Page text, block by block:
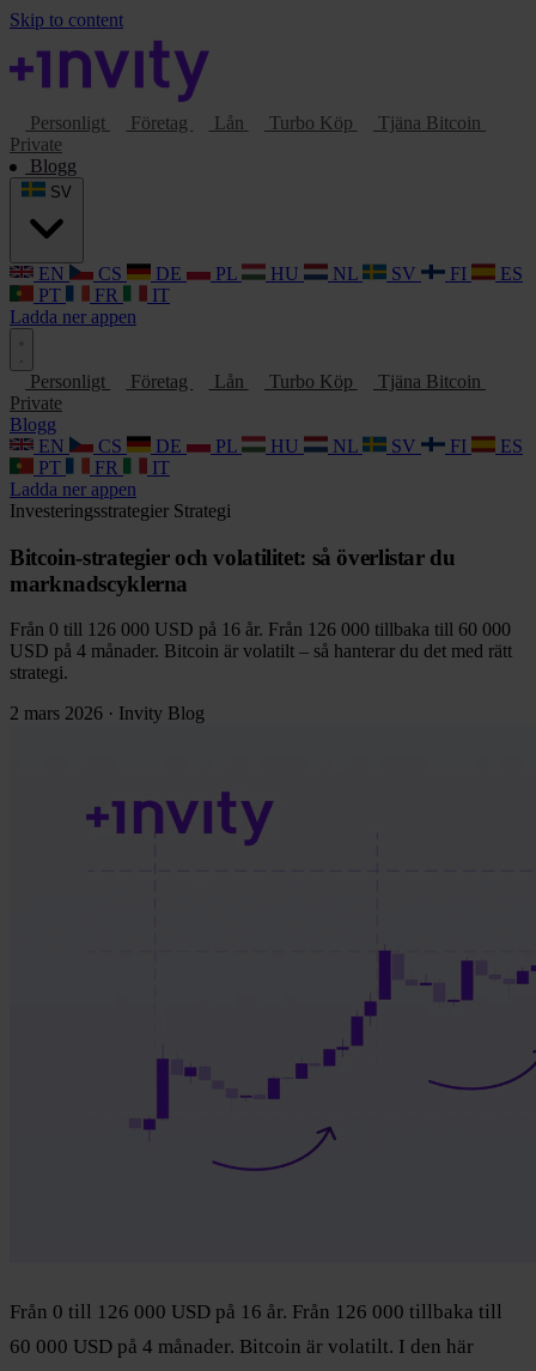
Skip to content
Personligt Företag Lån Turbo Köp
Tjäna Bitcoin
Private
Blogg
EN CS DE PL HU NL SV FI
ES
PT
FR
IT
Ladda ner appen
Personligt Företag Lån Turbo Köp
Tjäna Bitcoin
Private
Blogg
EN
CS DE PL HU NL SV FI
ES
PT
FR
IT
Ladda ner appen
Investeringsstrategier Strategi
Bitcoin-strategier och volatilitet: så överlistar du
marknadscyklerna
Från 0 till 126 000 USD på 16 år. Från 126 000 tillbaka till 60 000
USD på 4 månader. Bitcoin är volatilt – så hanterar du det med rätt
strategi.
2 mars 2026 · Invity Blog
Från 0 till 126 000 USD på 16 år. Från 126 000 tillbaka till
60 000 USD på 4 månader. Bitcoin är volatilt. I den här